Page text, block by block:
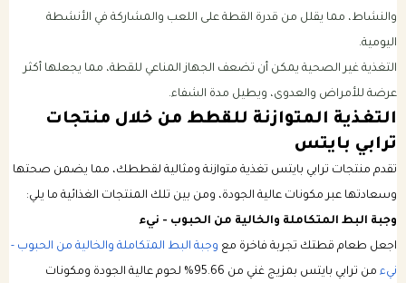
والنشاط، مما يقلل من قدرة القطة على اللعب والمشاركة في الأنشطة
اليومية.
التغذية غير الصحية يمكن أن تضعف الجهاز المناعي للقطة، مما يجعلها أكثر
عرضة للأمراض والعدوى، ويطيل مدة الشفاء.
التغذية المتوازنة للقطط من خلال منتجات
ترابي بايتس
تقدم منتجات ترابي بايتس تغذية متوازنة ومثالية لقططك، مما يضمن صحتها
وسعادتها عبر مكونات عالية الجودة، ومن بين تلك المنتجات الغذائية ما يلي:
وجبة البط المتكاملة والخالية من الحبوب - نيء
اجعل طعام قطتك تجربة فاخرة معوجبة البط المتكاملة والخالية من الحبوب -
نيء
من ترابي بايتس بمزيج غني من 95.66% لحوم عالية الجودة ومكونات